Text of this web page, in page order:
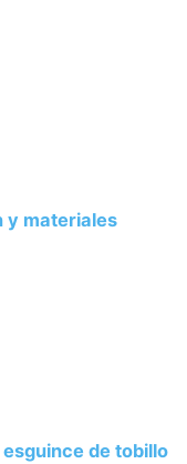
y materiales
de tobillo